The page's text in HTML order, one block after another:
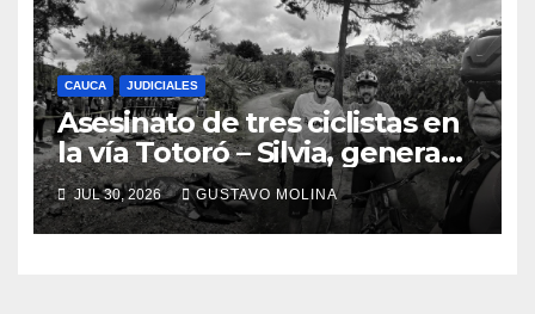
CAUCA JUDICIALES
Asesinato de tres ciclistas en
la vía Totoró – Silvia, genera
consternación en el Cauca
JUL 30, 2026 GUSTAVO MOLINA